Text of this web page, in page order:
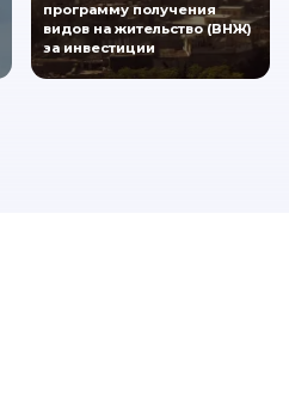
программу получения
видов на жительство (ВНЖ)
за инвестиции